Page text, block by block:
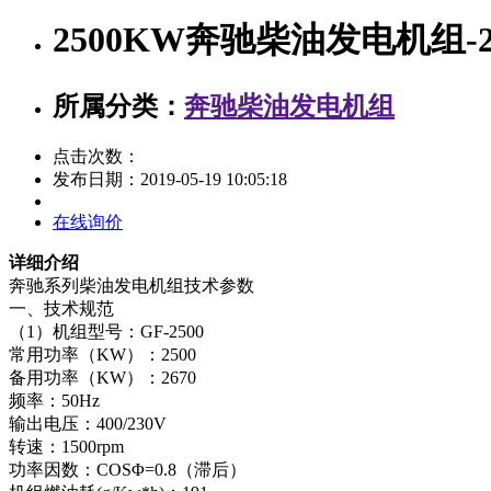
2500KW奔驰柴油发电机组-
所属分类： 奔驰柴油发电机组
点击次数：
发布日期： 2019-05-19 10:05:18
在线询价
详细介绍
奔驰系列柴油发电机组技术参数
一、技术规范
（1）机组型号：GF-2500
常用功率（KW）：2500
备用功率（KW）：2670
频率：50Hz
输出电压：400/230V
转速：1500rpm
功率因数：COSΦ=0.8（滞后）